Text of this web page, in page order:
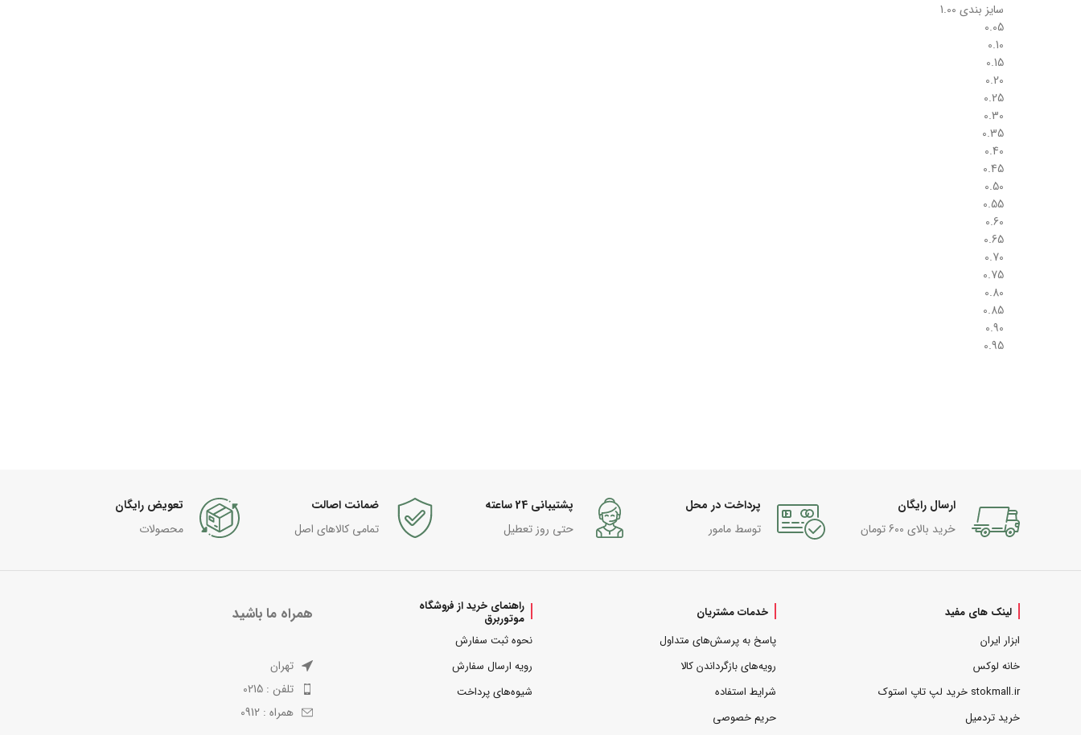
سایز بندی 1.00
0.05
0.10
0.15
0.20
0.25
0.30
0.35
0.40
0.45
0.50
0.55
0.60
0.65
0.70
0.75
0.80
0.85
0.90
0.95
ارسال رایگان
خرید بالای 600 تومان
پرداخت در محل
توسط مامور
پشتیبانی 24 ساعته
حتی روز تعطیل
ضمانت اصالت
تمامی کالاهای اصل
تعویض رایگان
محصولات
لینک های مفید
ابزار ایران
خانه لوکس
stokmall.ir خرید لپ تاپ استوک
خرید تردمیل
خدمات مشتریان
پاسخ به پرسش‌های متداول
رویه‌های بازگرداندن کالا
شرایط استفاده
حریم خصوصی
راهنمای خرید از فروشگاه
موتوربرق
نحوه ثبت سفارش
رویه ارسال سفارش
شیوه‌های پرداخت
همراه ما باشید
تهران
تلفن : 0215
همراه : 0912